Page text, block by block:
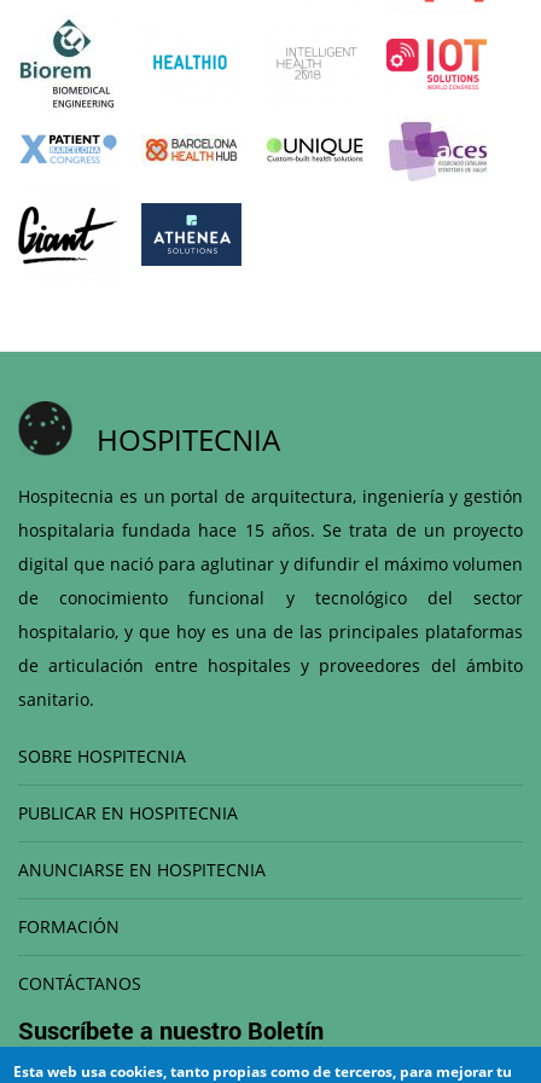
HOSPITECNIA
Hospitecnia es un portal de arquitectura, ingeniería y gestión
hospitalaria fundada hace 15 años. Se trata de un proyecto
digital que nació para aglutinar y difundir el máximo volumen
de conocimiento funcional y tecnológico del sector
hospitalario, y que hoy es una de las principales plataformas
de articulación entre hospitales y proveedores del ámbito
sanitario.
SOBRE HOSPITECNIA
PUBLICAR EN HOSPITECNIA
ANUNCIARSE EN HOSPITECNIA
FORMACIÓN
CONTÁCTANOS
Suscríbete a nuestro Boletín
Esta web usa cookies, tanto propias como de terceros, para mejorar tu